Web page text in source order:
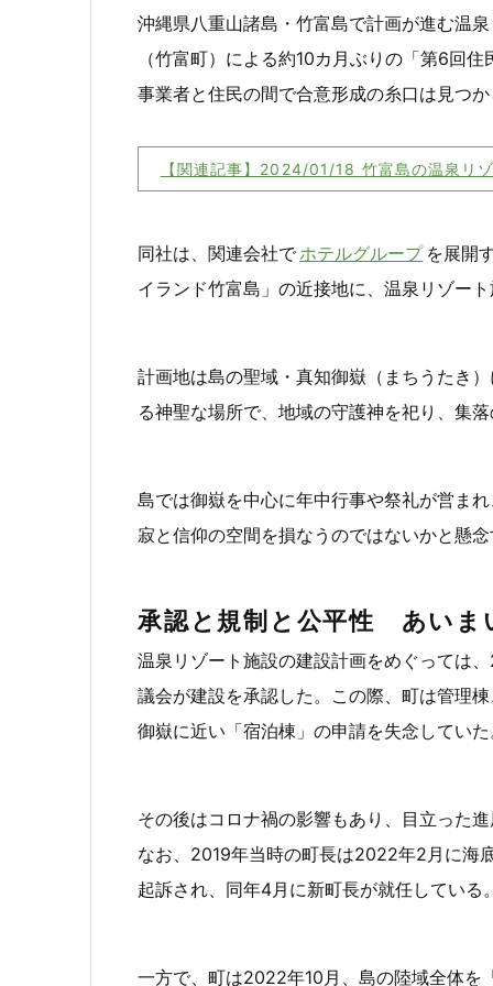
沖縄県八重山諸島・竹富島で計画が進む温
（竹富町）による約10カ月ぶりの「第6回
事業者と住民の間で合意形成の糸口は見つ
【関連記事】2024/01/18 竹富島の温泉リ
同社は、関連会社で ホテルグループ を展開
イランド竹富島」の近接地に、温泉リゾー
計画地は島の聖域・真知御嶽（まちうたき
る神聖な場所で、地域の守護神を祀り、集
島では御嶽を中心に年中行事や祭礼が営ま
寂と信仰の空間を損なうのではないかと懸
承認と規制と公平性 あいま
温泉リゾート施設の建設計画をめぐっては
議会が建設を承認した。この際、町は管理
御嶽に近い「宿泊棟」の申請を失念してい
その後はコロナ禍の影響もあり、目立った
なお、2019年当時の町長は2022年2月に海
起訴され、同年4月に新町長が就任している
一方で、町は2022年10月、島の陸域全体を